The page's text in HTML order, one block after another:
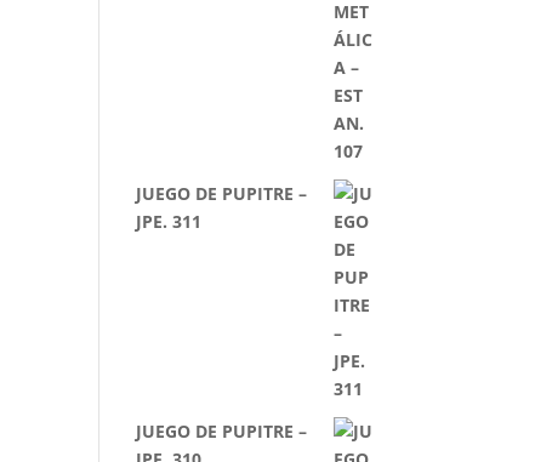
JUEGO DE PUPITRE –
JPE. 311
JUEGO DE PUPITRE –